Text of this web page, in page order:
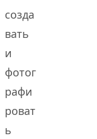
созда
вать
и
фотог
рафи
роват
ь